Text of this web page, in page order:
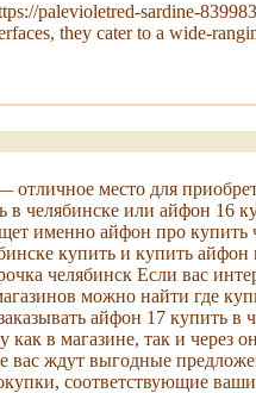
palevioletred-sardine-
they cater to a wide-
место для
в челябинске или айфон 16
именно айфон про
купить и купить
челябинск Если вас
можно найти где
айфон 17 купить
в магазине, так и через
вас ждут выгодные
соответствующие